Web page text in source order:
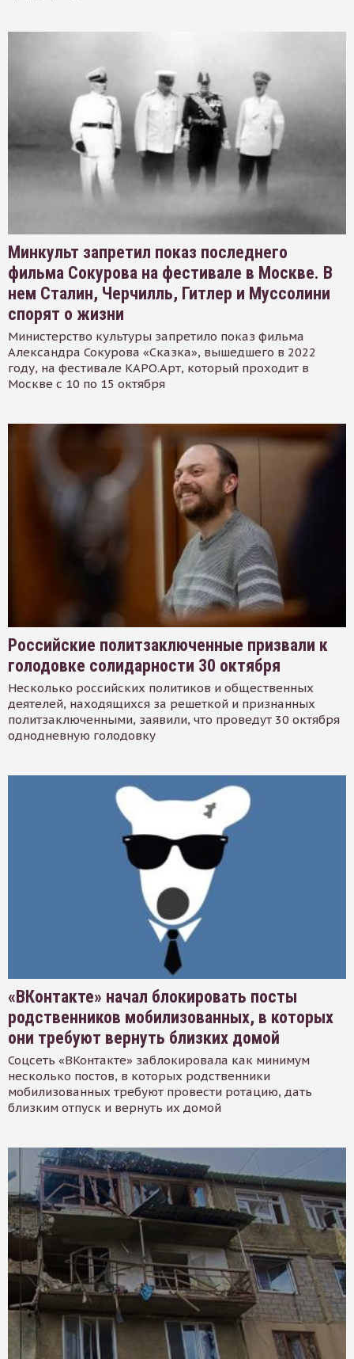
Минкульт запретил показ последнего
фильма Сокурова на фестивале в Москве. В
нем Сталин, Черчилль, Гитлер и Муссолини
спорят о жизни
Министерство культуры запретило показ фильма
Александра Сокурова «Сказка», вышедшего в 2022
году, на фестивале КАРО.Арт, который проходит в
Москве с 10 по 15 октября
Российские политзаключенные призвали к
голодовке солидарности 30 октября
Несколько российских политиков и общественных
деятелей, находящихся за решеткой и признанных
политзаключенными, заявили, что проведут 30 октября
однодневную голодовку
«ВКонтакте» начал блокировать посты
родственников мобилизованных, в которых
они требуют вернуть близких домой
Соцсеть «ВКонтакте» заблокировала как минимум
несколько постов, в которых родственники
мобилизованных требуют провести ротацию, дать
близким отпуск и вернуть их домой